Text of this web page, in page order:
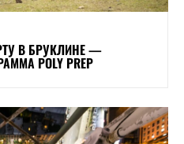
В БРУКЛИНЕ —
POLY PREP